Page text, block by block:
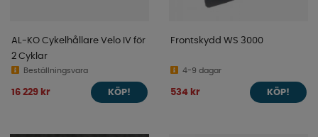
AL-KO Cykelhållare Velo IV för
2 Cyklar
Beställningsvara
16 229 kr KÖP!
Frontskydd WS 3000
4-9 dagar
534 kr KÖP!